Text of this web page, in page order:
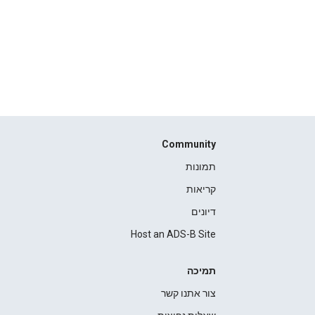
Community
תמונות
קריאות
דיונים
Host an ADS-B Site
תמיכה
צור אתנו קשר